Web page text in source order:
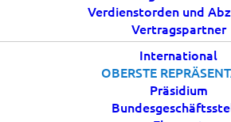
Verdienstorden und
Vertragspartner
International
OBERSTE
Präsidium
22 SEPTEMBER, 2019 | INAKTUELLES